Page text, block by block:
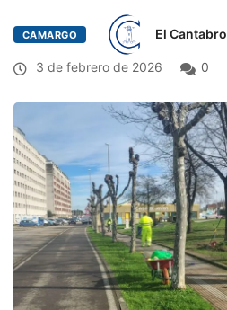
CAMARGO El Cantabro
3 de febrero de 2026 0